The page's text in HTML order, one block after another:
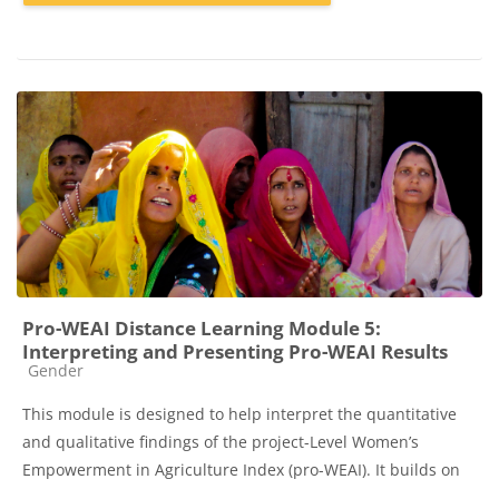
Pro-WEAI Distance Learning Module 5:
Interpreting and Presenting Pro-WEAI Results
Catégorie de cours
Gender
This module is designed to help interpret the quantitative
and qualitative findings of the project-Level Women’s
Empowerment in Agriculture Index (pro-WEAI). It builds on